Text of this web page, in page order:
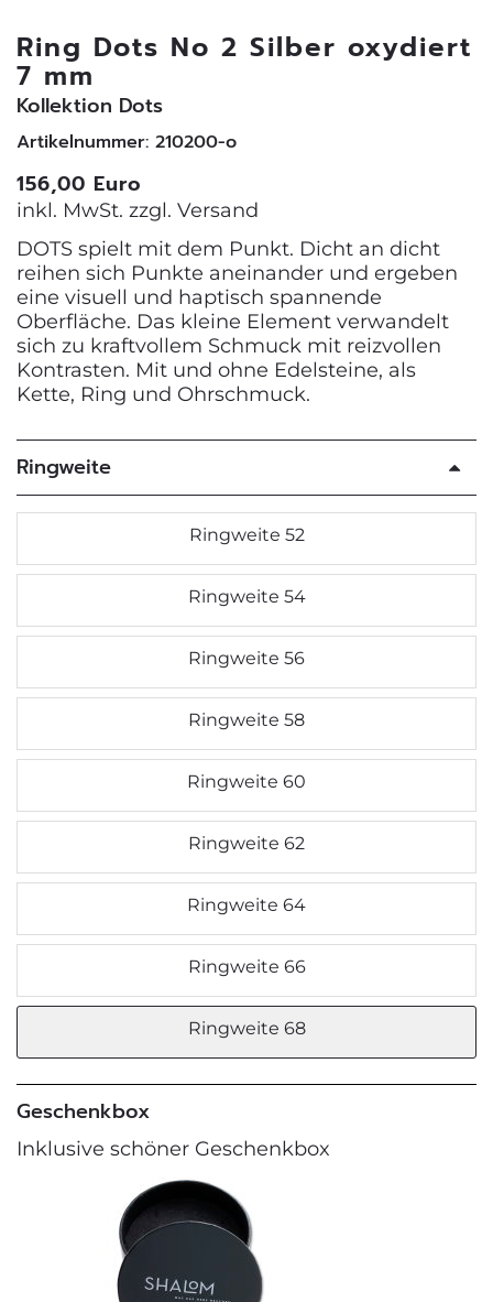
Ring Dots No 2 Silber oxydiert
7 mm
Kollektion Dots
Artikelnummer: 210200-o
156,00 Euro
inkl. MwSt. zzgl. Versand
DOTS spielt mit dem Punkt. Dicht an dicht
reihen sich Punkte aneinander und ergeben
eine visuell und haptisch spannende
Oberfläche. Das kleine Element verwandelt
sich zu kraftvollem Schmuck mit reizvollen
Kontrasten. Mit und ohne Edelsteine, als
Kette, Ring und Ohrschmuck.
Ringweite
Ringweite 52
Ringweite 54
Ringweite 56
Ringweite 58
Ringweite 60
Ringweite 62
Ringweite 64
Ringweite 66
Ringweite 68
Geschenkbox
Inklusive schöner Geschenkbox